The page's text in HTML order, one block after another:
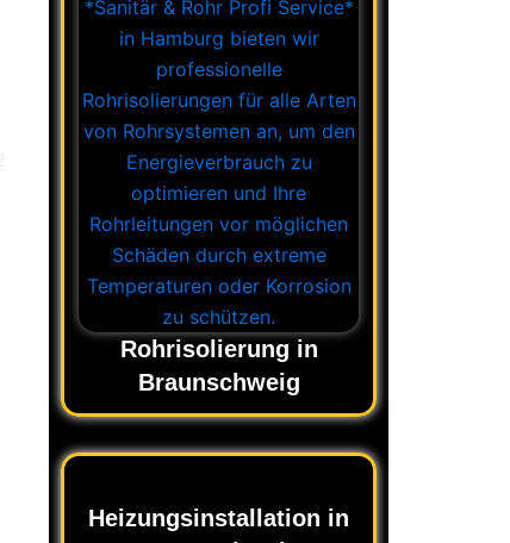
Rohrisolierung in
Braunschweig
Heizungsinstallation in